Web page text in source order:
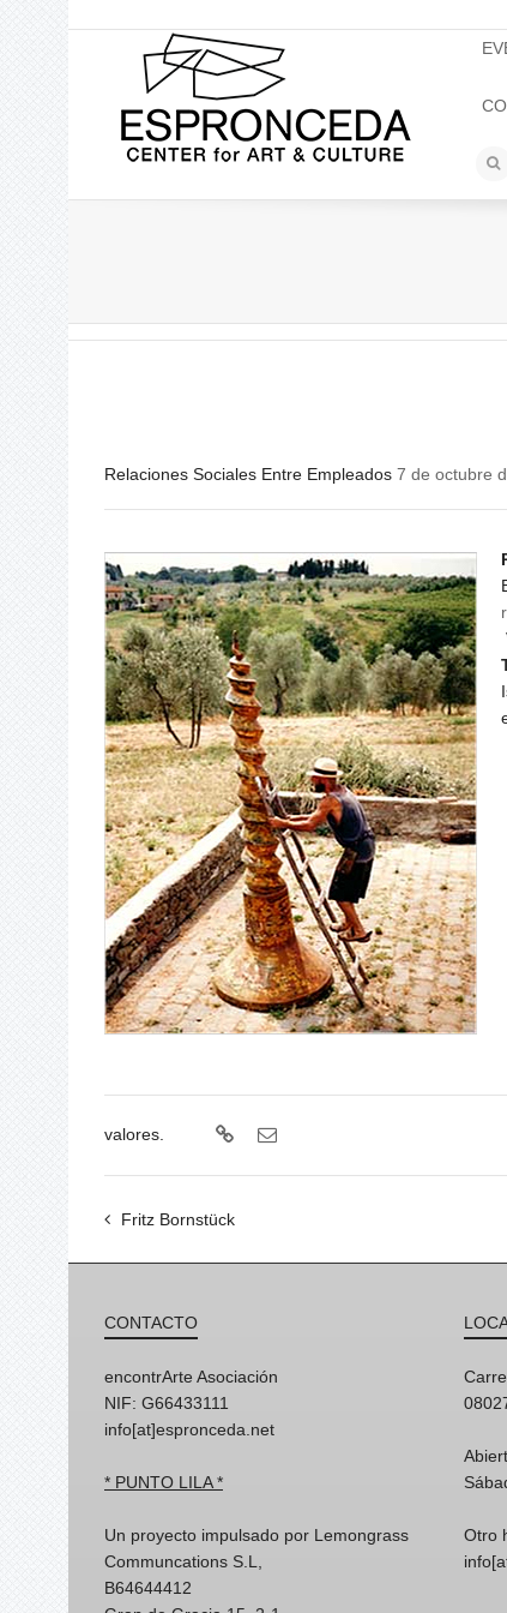
Relaciones Sociales Entre Empleados 7 de octubre
valores.
Fritz Bornstück
CONTACTO
encontrArte Asociación
NIF: G66433111
info[at]espronceda.net
* PUNTO LILA *
Un proyecto impulsado por Lemongrass
Communcations S.L,
B64644412
Otro